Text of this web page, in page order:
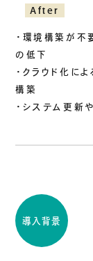
会社情報
会社概要
組織図
沿革
拠点一覧
DX推進
アクセス
CONTACT
お問い合わせ
After
・環境構築が不
の低下
・クラウド化に
構築
・システム更新
導入背景